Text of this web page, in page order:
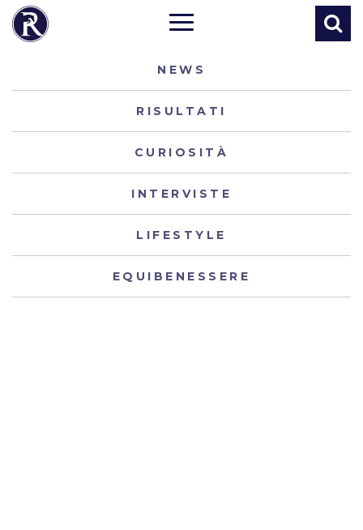
NEWS
RISULTATI
CURIOSITÀ
INTERVISTE
LIFESTYLE
EQUIBENESSERE